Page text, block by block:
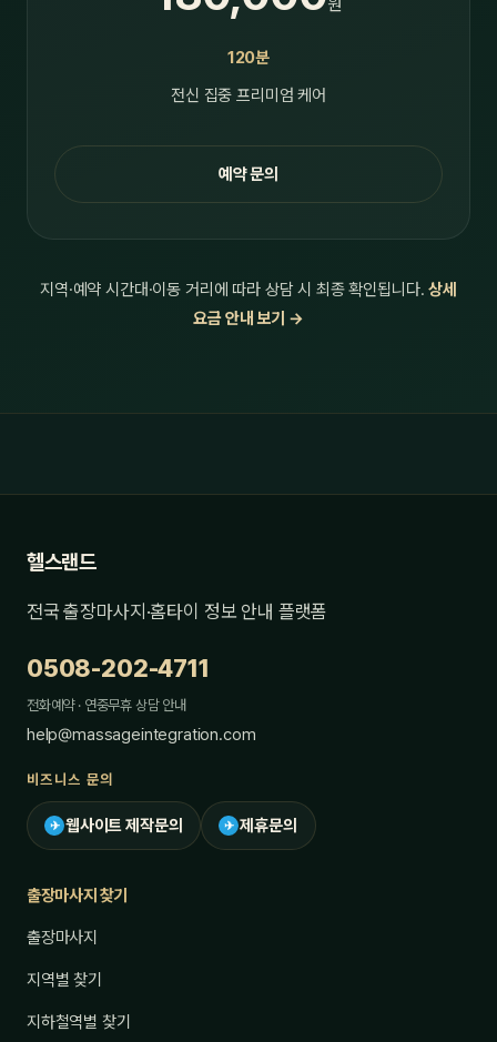
원
120분
전신 집중 프리미엄 케어
예약 문의
지역·예약 시간대·이동 거리에 따라 상담 시 최종 확인됩니다.상세
요금 안내 보기 →
헬스랜드
전국 출장마사지·홈타이 정보 안내 플랫폼
0508-202-4711
전화예약 · 연중무휴 상담 안내
help@massageintegration.com
비즈니스 문의
✈ 웹사이트 제작문의 ✈ 제휴문의
출장마사지 찾기
출장마사지
지역별 찾기
지하철역별 찾기